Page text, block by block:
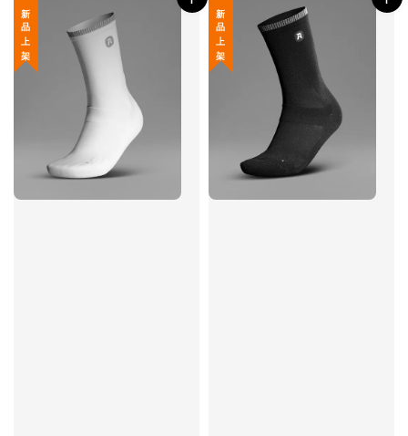
新 品 上 架 新 品 上 架